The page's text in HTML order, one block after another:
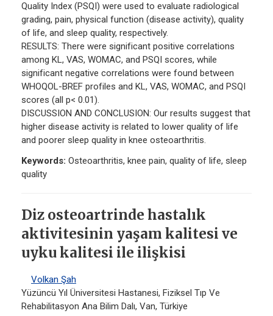
Quality Index (PSQI) were used to evaluate radiological
grading, pain, physical function (disease activity), quality
of life, and sleep quality, respectively.
RESULTS: There were significant positive correlations
among KL, VAS, WOMAC, and PSQI scores, while
significant negative correlations were found between
WHOQOL-BREF profiles and KL, VAS, WOMAC, and PSQI
scores (all p< 0.01).
DISCUSSION AND CONCLUSION: Our results suggest that
higher disease activity is related to lower quality of life
and poorer sleep quality in knee osteoarthritis.
Keywords: Osteoarthritis, knee pain, quality of life, sleep
quality
Diz osteoartrinde hastalık
aktivitesinin yaşam kalitesi ve
uyku kalitesi ile ilişkisi
Volkan Şah
Yüzüncü Yıl Üniversitesi Hastanesi, Fiziksel Tıp Ve
Rehabilitasyon Ana Bilim Dalı, Van, Türkiye